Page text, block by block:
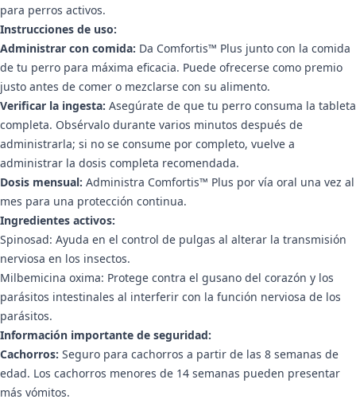
para perros activos.
Instrucciones de uso:
Administrar con comida: Da Comfortis™ Plus junto con la comida
de tu perro para máxima eficacia. Puede ofrecerse como premio
justo antes de comer o mezclarse con su alimento.
Verificar la ingesta: Asegúrate de que tu perro consuma la tableta
completa. Obsérvalo durante varios minutos después de
administrarla; si no se consume por completo, vuelve a
administrar la dosis completa recomendada.
Dosis mensual: Administra Comfortis™ Plus por vía oral una vez al
mes para una protección continua.
Ingredientes activos:
Spinosad: Ayuda en el control de pulgas al alterar la transmisión
nerviosa en los insectos.
Milbemicina oxima: Protege contra el gusano del corazón y los
parásitos intestinales al interferir con la función nerviosa de los
parásitos.
Información importante de seguridad:
Cachorros: Seguro para cachorros a partir de las 8 semanas de
edad. Los cachorros menores de 14 semanas pueden presentar
más vómitos.